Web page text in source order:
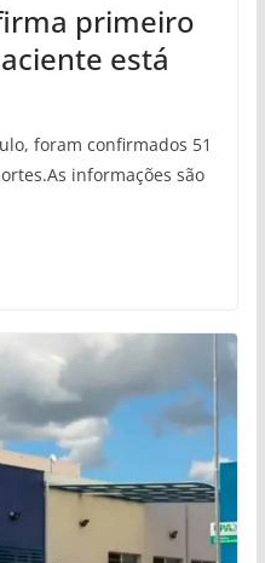
primeiro
está
foram confirmados 51
informações são